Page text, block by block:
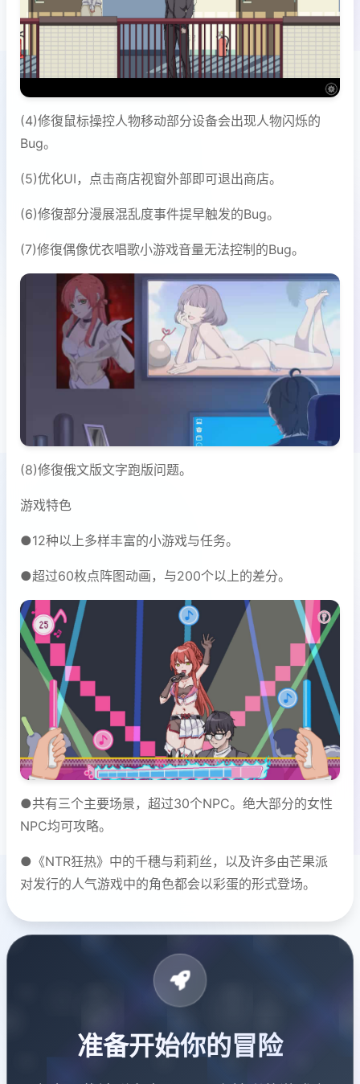
(4)修復鼠标操控人物移动部分设备会出现人物闪烁的
Bug。
(5)优化UI，点击商店视窗外部即可退出商店。
(6)修復部分漫展混乱度事件提早触发的Bug。
(7)修復偶像优衣唱歌小游戏音量无法控制的Bug。
(8)修復俄文版文字跑版问题。
游戏特色
●12种以上多样丰富的小游戏与任务。
●超过60枚点阵图动画，与200个以上的差分。
●共有三个主要场景，超过30个NPC。绝大部分的女性
NPC均可攻略。
●《NTR狂热》中的千穗与莉莉丝，以及许多由芒果派
对发行的人气游戏中的角色都会以彩蛋的形式登场。
准备开始你的冒险